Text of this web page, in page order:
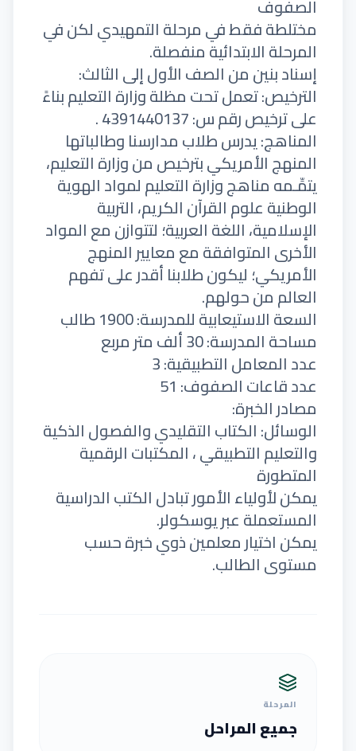
الصفوف
مختلطة فقط في مرحلة التمهيدي لكن في
المرحلة الابتدائية منفصلة.
إسناد بنين من الصف الأول إلى الثالث:
الترخيص: تعمل تحت مظلة وزارة التعليم بناءً
على ترخيص رقم س: 4391440137 .
المناهج: يدرس طلاب مدارسنا وطالباتها
المنهج الأمريكي بترخيص من وزارة التعليم،
يتمِّـمه مناهج وزارة التعليم لمواد الهوية
الوطنية علوم القرآن الكريم، التربية
الإسلامية، اللغة العربية؛ لتتوازن مع المواد
الأخرى المتوافقة مع معايير المنهج
الأمريكي؛ ليكون طلابنا أقدر على تفهم
العالم من حولهم.
السعة الاستيعابية للمدرسة: 1900 طالب
مساحة المدرسة: 30 ألف متر مربع
عدد المعامل التطبيقية: 3
عدد قاعات الصفوف: 51
مصادر الخبرة:
الوسائل: الكتاب التقليدي والفصول الذكية
والتعليم التطبيقي ، المكتبات الرقمية
المتطورة
يمكن لأولياء الأمور تبادل الكتب الدراسية
المستعملة عبر يوسكولر.
يمكن اختيار معلمين ذوي خبرة حسب
مستوى الطالب.
المرحلة
جميع المراحل